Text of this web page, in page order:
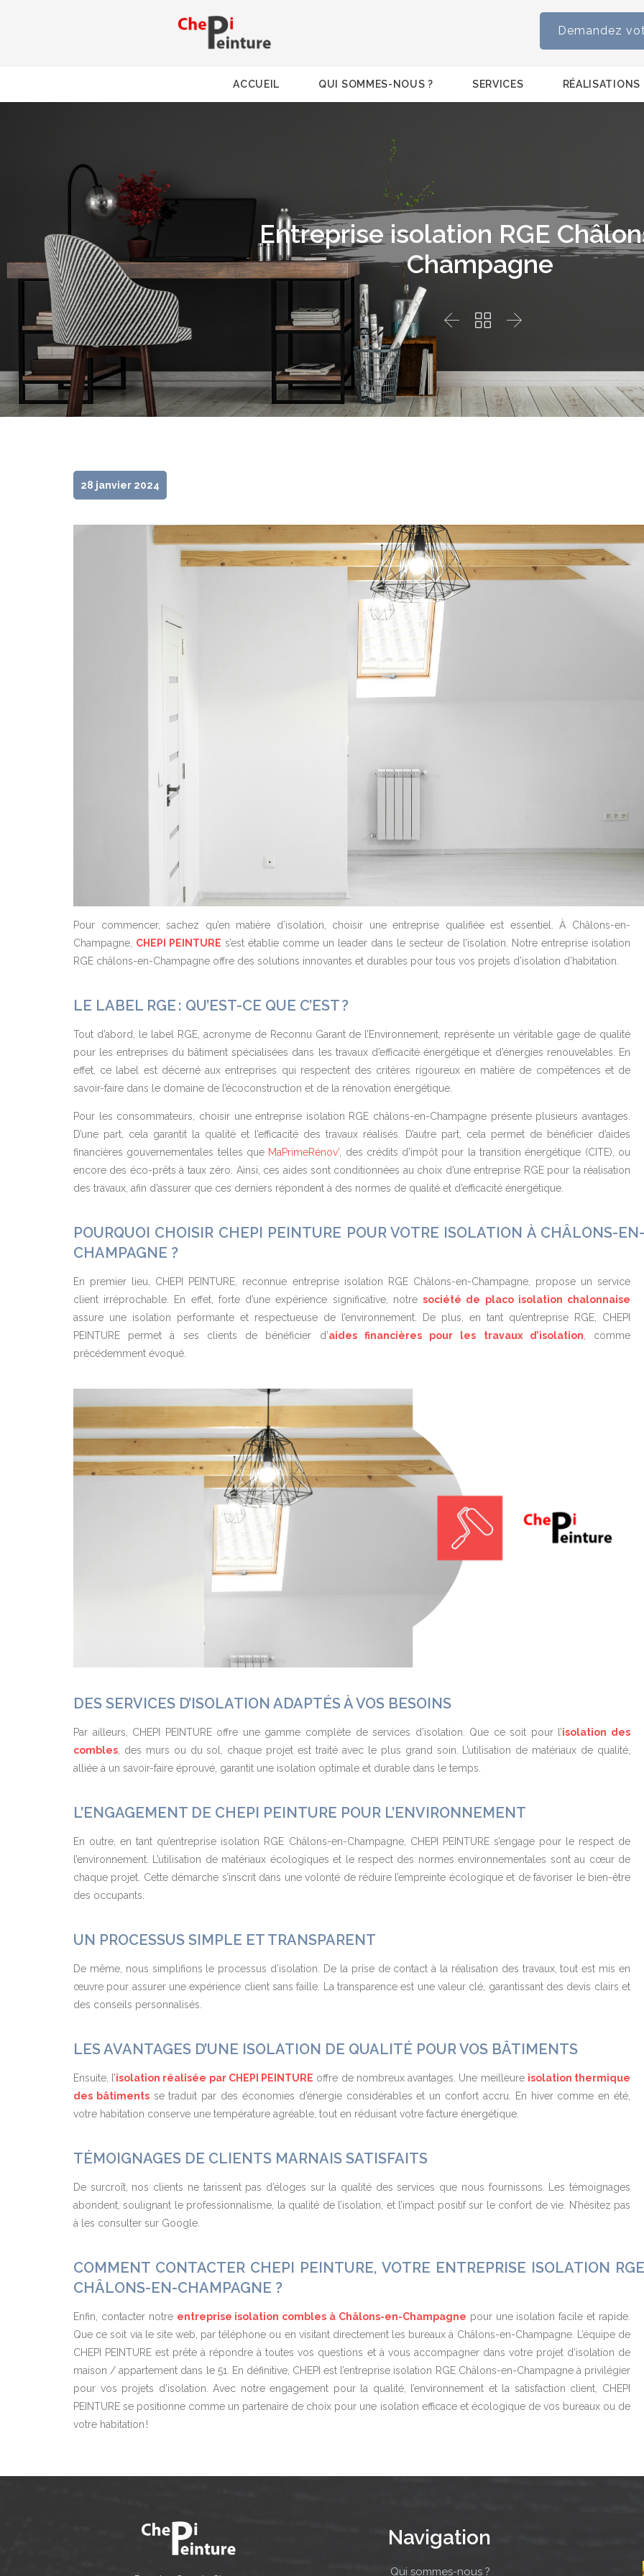
Demandez
to
content
ACCUEIL QUI SOMMES-NOUS ? SERVICES RÉALISATIONS
Entreprise isolation RGE
Champagne
  
28 janvier 2024
Pour commencer, sachez qu’en matière d’isolation, choisir une entreprise qualifiée est essentiel. À Châlons-en-
Champagne, CHEPI PEINTURE s’est établie comme un leader dans le secteur de l’isolation. Notre entreprise isolation
RGE châlons-en-Champagne offre des solutions innovantes et durables pour tous vos projets d’isolation d’habitation.
LE LABEL RGE : QU’EST-CE QUE C’EST ?
Tout d’abord, le label RGE, acronyme de Reconnu Garant de l’Environnement, représente un véritable gage de qualité
pour les entreprises du bâtiment spécialisées dans les travaux d’efficacité énergétique et d’énergies renouvelables. En
effet, ce label est décerné aux entreprises qui respectent des critères rigoureux en matière de compétences et de
savoir-faire dans le domaine de l’écoconstruction et de la rénovation énergétique.
Pour les consommateurs, choisir une entreprise isolation RGE châlons-en-Champagne présente plusieurs avantages.
D’une part, cela garantit la qualité et l’efficacité des travaux réalisés. D’autre part, cela permet de bénéficier d’aides
financières gouvernementales telles que MaPrimeRénov’ , des crédits d’impôt pour la transition énergétique (CITE), ou
encore des éco-prêts à taux zéro. Ainsi, ces aides sont conditionnées au choix d’une entreprise RGE pour la réalisation
des travaux, afin d’assurer que ces derniers répondent à des normes de qualité et d’efficacité énergétique.
POURQUOI CHOISIR CHEPI PEINTURE POUR VOTRE ISOLATION À CHÂLONS-EN-
CHAMPAGNE ?
En premier lieu, CHEPI PEINTURE, reconnue entreprise isolation RGE Châlons-en-Champagne, propose un service
client irréprochable. En effet, forte d’une expérience significative, notresociété de placo isolation chalonnaise
assure une isolation performante et respectueuse de l’environnement. De plus, en tant qu’entreprise RGE, CHEPI
PEINTURE permet à ses clients de bénéficier d’aides financières pour les travaux d’isolation , comme
précédemment évoqué.
DES SERVICES D’ISOLATION ADAPTÉS À VOS BESOINS
Par ailleurs, CHEPI PEINTURE offre une gamme complète de services d’isolation. Que ce soit pour l’isolation des
combles , des murs ou du sol, chaque projet est traité avec le plus grand soin. L’utilisation de matériaux de qualité,
alliée à un savoir-faire éprouvé, garantit une isolation optimale et durable dans le temps.
L’ENGAGEMENT DE CHEPI PEINTURE POUR L’ENVIRONNEMENT
En outre, en tant qu’entreprise isolation RGE Châlons-en-Champagne, CHEPI PEINTURE s’engage pour le respect de
l’environnement. L’utilisation de matériaux écologiques et le respect des normes environnementales sont au cœur de
chaque projet. Cette démarche s’inscrit dans une volonté de réduire l’empreinte écologique et de favoriser le bien-être
des occupants.
UN PROCESSUS SIMPLE ET TRANSPARENT
De même, nous simplifions le processus d’isolation. De la prise de contact à la réalisation des travaux, tout est mis en
œuvre pour assurer une expérience client sans faille. La transparence est une valeur clé, garantissant des devis clairs et
des conseils personnalisés.
LES AVANTAGES D’UNE ISOLATION DE QUALITÉ POUR VOS BÂTIMENTS
Ensuite, l’isolation réalisée par CHEPI PEINTURE offre de nombreux avantages. Une meilleure isolation thermique
des bâtimentsse traduit par des économies d’énergie considérables et un confort accru. En hiver comme en été,
votre habitation conserve une température agréable, tout en réduisant votre facture énergétique.
TÉMOIGNAGES DE CLIENTS MARNAIS SATISFAITS
De surcroît, nos clients ne tarissent pas d’éloges sur la qualité des services que nous fournissons. Les témoignages
abondent, soulignant le professionnalisme, la qualité de l’isolation, et l’impact positif sur le confort de vie. N’hésitez pas
à les consulter sur Google.
COMMENT CONTACTER CHEPI PEINTURE, VOTRE ENTREPRISE ISOLATION RGE
CHÂLONS-EN-CHAMPAGNE ?
Enfin, contacter notre entreprise isolation combles à Châlons-en-Champagne pour une isolation facile et rapide.
Que ce soit via le site web, par téléphone ou en visitant directement les bureaux à Châlons-en-Champagne. L’équipe de
CHEPI PEINTURE est prête à répondre à toutes vos questions et à vous accompagner dans votre projet d’isolation de
maison / appartement dans le 51.
En définitive, CHEPI est l’entreprise isolation RGEChâlons-en-Champagne à privilégier
pour vos projets d’isolation. Avec notre engagement pour la qualité, l’environnement et la satisfaction client, CHEPI
PEINTURE se positionne comme un partenaire de choix pour une isolation efficace et écologique de vos bureaux ou de
votre habitation !
Navigation
Qui sommes-nous ?